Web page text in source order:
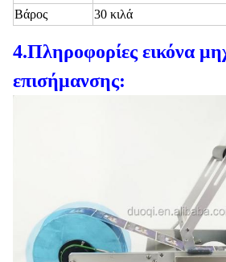
Βάρος 30 κιλά
4.Πληροφορίες εικόνα
επισήμανσης: